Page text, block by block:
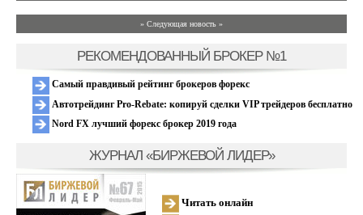
» Следующая новость »
РЕКОМЕНДОВАННЫЙ БРОКЕР №1
Самый правдивый рейтинг брокеров форекс
Автотрейдинг Pro-Rebate: копируй сделки VIP трейдеров бесплатно
Nord FX лучший форекс брокер 2019 года
ЖУРНАЛ «БИРЖЕВОЙ ЛИДЕР»
Читать онлайн